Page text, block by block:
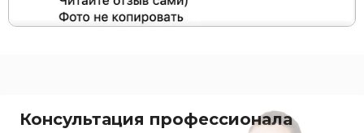
Консультация профессионала